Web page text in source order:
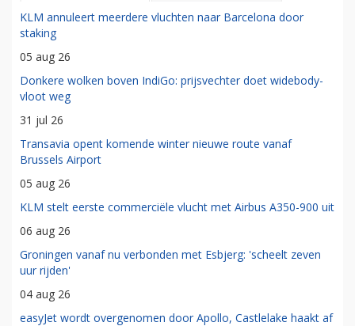
KLM annuleert meerdere vluchten naar Barcelona door
staking
05 aug 26
Donkere wolken boven IndiGo: prijsvechter doet widebody-
vloot weg
31 jul 26
Transavia opent komende winter nieuwe route vanaf
Brussels Airport
05 aug 26
KLM stelt eerste commerciële vlucht met Airbus A350-900 uit
06 aug 26
Groningen vanaf nu verbonden met Esbjerg: 'scheelt zeven
uur rijden'
04 aug 26
easyJet wordt overgenomen door Apollo, Castlelake haakt af